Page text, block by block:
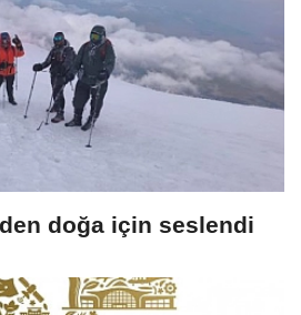
doğa için seslendi